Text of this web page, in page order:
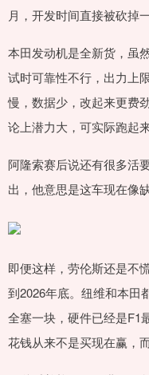
月，开发时间直接被砍掉
本田发动机是全新货，虽
试时可靠性不行，出力上
慢，数据少，改起来更费
论上潜力大，可实际跑起
阿隆索赛后说还有很多活
出，他意思是这车现在像
即便这样，劳伦斯还是不
到2026年底。纽维和本田
全塞一块，硬件已经是F1
花钱从来不是买现在赢，